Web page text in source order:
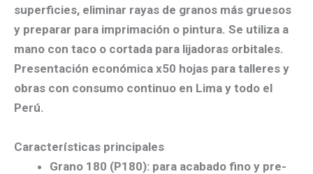
superficies, eliminar rayas de granos más gruesos
y preparar para imprimación o pintura. Se utiliza a
mano con taco o cortada para lijadoras orbitales.
Presentación económica x50 hojas para talleres y
obras con consumo continuo en Lima y todo el
Perú.
Características principales
Grano 180 (P180): para acabado fino y pre-